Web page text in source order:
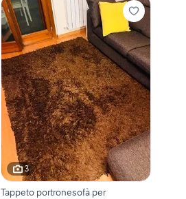
3
Tappeto portronesofà per